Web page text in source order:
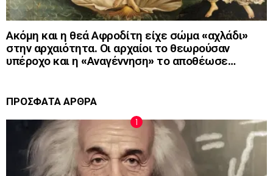
Ακόμη και η θεά Αφροδίτη είχε σώμα «αχλάδι»
στην αρχαιότητα. Οι αρχαίοι το θεωρούσαν
υπέροχο και η «Αναγέννηση» το αποθέωσε…
ΠΡΟΣΦΑΤΑ ΑΡΘΡΑ